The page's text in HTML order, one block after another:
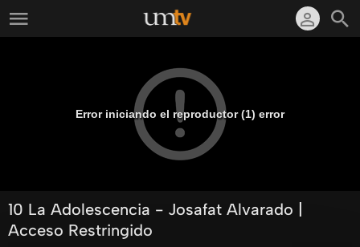
Error iniciando el reproductor (1) error
10 La Adolescencia - Josafat Alvarado |
Acceso Restringido